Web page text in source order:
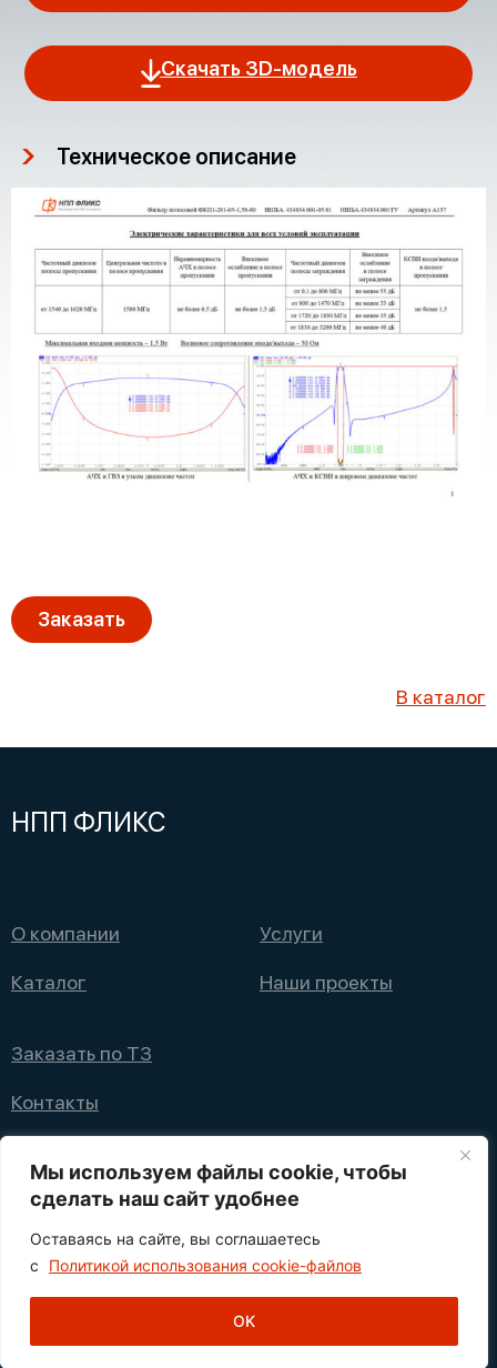
Мы используем файлы cookie, чтобы
сделать наш сайт удобнее
Оставаясь на сайте, вы соглашаетесь
с
Политикой использования cookie-файлов
OK
Скачать 3D-модель
Техническое описание
Заказать
В каталог
НПП ФЛИКС
О компании
Каталог
Услуги
Наши проекты
Заказать по ТЗ
Контакты
+7 (495) 008 08 12
info@nppfliks.ru
Политика конфиденциальности
© 2021—2025 НПП ФЛИКС